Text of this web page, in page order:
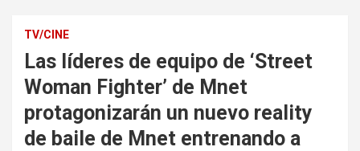
TV/CINE
Las líderes de equipo de ‘Street
Woman Fighter’ de Mnet
protagonizarán un nuevo reality
de baile de Mnet entrenando a